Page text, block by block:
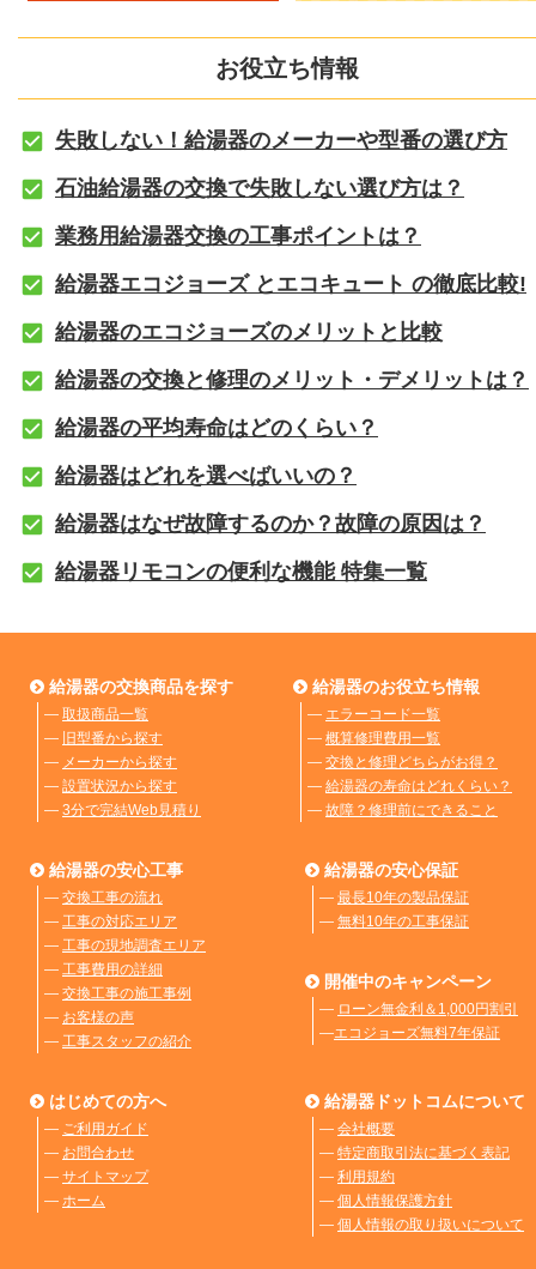
お役立ち情報
失敗しない！給湯器のメーカーや型番の選び方
石油給湯器の交換で失敗しない選び方は？
業務用給湯器交換の工事ポイントは？
給湯器エコジョーズ とエコキュート の徹底比較!
給湯器のエコジョーズのメリットと比較
給湯器の交換と修理のメリット・デメリットは？
給湯器の平均寿命はどのくらい？
給湯器はどれを選べばいいの？
給湯器はなぜ故障するのか？故障の原因は？
給湯器リモコンの便利な機能 特集一覧
給湯器の交換商品を探す
― 取扱商品一覧
― 旧型番から探す
― メーカーから探す
― 設置状況から探す
― 3分で完結Web見積り
給湯器のお役立ち情報
― エラーコード一覧
― 概算修理費用一覧
― 交換と修理どちらがお得？
― 給湯器の寿命はどれくらい？
― 故障？修理前にできること
給湯器の安心工事
― 交換工事の流れ
― 工事の対応エリア
― 工事の現地調査エリア
― 工事費用の詳細
― 交換工事の施工事例
― お客様の声
― 工事スタッフの紹介
給湯器の安心保証
― 最長10年の製品保証
― 無料10年の工事保証
開催中のキャンペーン
― ローン無金利＆1,000円割引
―エコジョーズ無料7年保証
はじめての方へ
― ご利用ガイド
― お問合わせ
― サイトマップ
― ホーム
給湯器ドットコムについて
― 会社概要
― 特定商取引法に基づく表記
― 利用規約
― 個人情報保護方針
― 個人情報の取り扱いについて